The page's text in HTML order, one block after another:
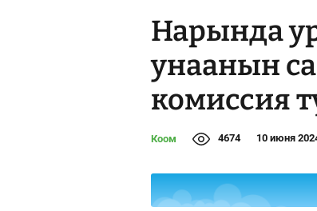
Нарында
унаанын
комиссия
Коом 4674 10 июня